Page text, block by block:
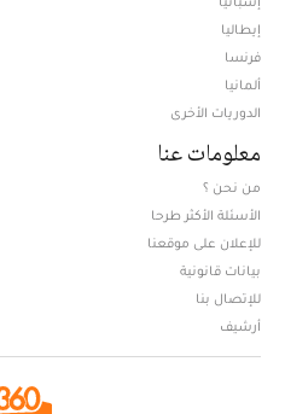
إيطاليا
فرنسا
ألمانيا
الدوريات الأخرى
معلومات عنا
من نحن ؟
الأسئلة الأكثر طرحا
للإعلان على موقعنا
بيانات قانونية
للإتصال بنا
أرشيف